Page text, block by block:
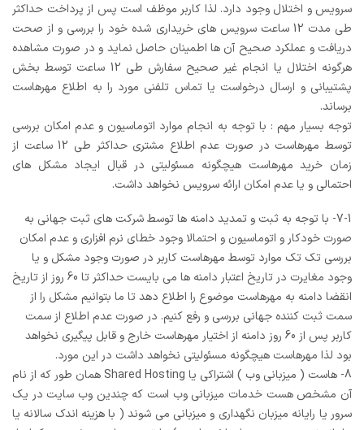
سرویس و اختلال وجود دارد. لذا کاربر موظف است پس از پرداخت حداکثر
طی مدت 12 ساعت سرویس های خریداری شده خود را بررسی و از صحت
دریافت و عملکرد صحیح آن ها اطمینان حاصل نماید و در صورت مشاهده
هرگونه اختلال یا انجام غیر صحیح سفارش طی 12 ساعت توسط بخش
پشتیبانی و ارسال درخواست یا تماس تلفنی مورد را به اطلاع مهرهاست
برساند.
توجه بسیار مهم : با توجه به انجام موارد اتوماسیون و عدم امکان بررسی
توسط مهرهاست در صورت عدم اطلاع مشتری حداکثر طی 12 ساعت از
زمان خرید مهرهاست هیچگونه مسئولیتی در قبال ایجاد مشکل های
احتمالی و یا عدم امکان ارائه سرویس نخواهد داشت.
7-1- با توجه به ثبت و تمدید دامنه ها توسط شرکت های ثبت جهانی به
صورت خودکار و اتوماسیون و احتمالا وجود خطای نرم افزاری و عدم امکان
بررسی تک تک موارد توسط مهرهاست کاربر در صورت وجود مشکل و یا
وجود مغایرت در تاریخ اعتبار دامنه ها می بایست حداکثر تا 60 روز از تاریخ
انقضا دامنه به مهرهاست موضوع را اطلاع دهد تا ما بتوانیم مشکل را از
سمت ثبت کننده جهانی بررسی و رفع کنیم. در صورت عدم اطلاع از سمت
کاربر پس از 60 روز دامنه از اختیار مهرهاست خارج و قابل پیگیری نخواهد
بود لذا مهرهاست هیچگونه مسئولیتی نخواهد داشت در این مورد.
8- هاست ( میزبانی وب ) اشتراکی یا Shared Hosting همان طور که از نام
آن مشخص هست خدمات میزبانی وب است که چندین وب سایت در یک
سرور یا رایانه میزبان نگهداری و میزبانی می شوند ( با هزینه اندک سالانه یا